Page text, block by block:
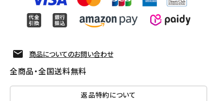
商品についてのお問い合わせ
全商品・全国送料無料
返品特約について